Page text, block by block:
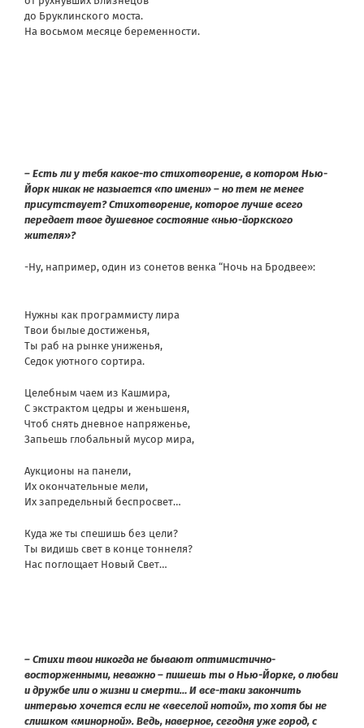
до Бруклинского моста.
На восьмом месяце беременности.
– Есть ли у тебя какое-то стихотворение, в котором Нью-
Йорк никак не назыается «по имени» – но тем не менее
присутствует? Стихотворение, которое лучше всего
передает твое душевное состояние «нью-йоркского
жителя»?
-Ну, например, один из сонетов венка “Ночь на Бродвее»:
Нужны как программисту лира
Твои былые достиженья,
Ты раб на рынке униженья,
Седок уютного сортира.
Целебным чаем из Кашмира,
С экстрактом цедры и женьшеня,
Чтоб снять дневное напряженье,
Запьешь глобальный мусор мира,
Аукционы на панели,
Их окончательные мели,
Их запредельный беспросвет…
Куда же ты спешишь без цели?
Ты видишь свет в конце тоннеля?
Нас поглощает Новый Свет…
– Стихи твои никогда не бывают оптимистично-
восторженными, неважно – пишешь ты о Нью-Йорке, о любви
и дружбе или о жизни и смерти… И все-таки закончить
интервью хочется если не «веселой нотой», то хотя бы не
слишком «минорной». Ведь, наверное, сегодня уже город, с